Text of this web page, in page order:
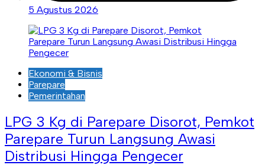
5 Agustus 2026
Ekonomi & Bisnis
Parepare
Pemerintahan
LPG 3 Kg di Parepare Disorot, Pemkot
Parepare Turun Langsung Awasi
Distribusi Hingga Pengecer